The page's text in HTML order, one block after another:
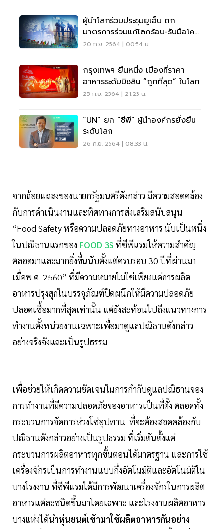
ผู้นำโลกร่วมประชุมยูเอ็น ถก
มาตรการร่วมแก้โลกร้อน-รับมือโค
วิด
20 ก.ย. 2564 | 00:54 น.
กรุงเทพฯ ยืนหนึ่ง เมืองที่ราคา
อาหารระดับมิชลิน “ถูกที่สุด” ในโลก
25 ก.ย. 2564 | 21:23 น.
“UN” ยก “ซีพี” ผู้นำองค์กรยั่งยืน
ระดับโลก
26 ก.ย. 2564 | 08:33 น.
จากถ้อยแถลงของนายกรัฐมนตรีดังกล่าว มีความสอดคล้อง
กับการดำเนินงานและทิศทางการส่งเสริมสนับสนุน
“Food Safety หรือความปลอดภัยทางอาหาร นับเป็นหนึ่ง
ในปณิธานแรกของ FOOD 3S ที่ซีพีแรมให้ความสำคัญ
ตลอดมาและมากยิ่งขึ้นนับตั้งแต่ครบรอบ 30 ปีที่ผ่านมา
เมื่อพ.ศ. 2560” ที่มีความหมายไม่ใช่เพียงแค่การผลิต
อาหารปรุงสุกในบรรจุภัณฑ์ปิดผนึกให้มีความปลอดภัย
ปลอดเชื้อมากที่สุดเท่านั้น แต่ยังสะท้อนไปถึงแนวทางการ
ทำงานตั้งหน่วยงานเฉพาะเพื่อมาดูแลปณิธานดังกล่าว
อย่างจริงจังและเป็นรูปธรรม
เพื่อช่วยให้เกิดความชัดเจนในการกำกับดูแลปณิธานของ
การทำงานที่มีความปลอดภัยของอาหารเป็นที่ตั้ง ตลอดทั้ง
กระบวนการจัดการห่วงโซ่อุปทาน ที่จะต้องสอดคล้องกับ
ปณิธานดังกล่าวอย่างเป็นรูปธรรม ที่เริ่มต้นตั้งแต่
กระบวนการผลิตอาหารทุกขั้นตอนได้มาตรฐาน และการใช้
เครื่องจักรเป็นการทำงานแบบกึ่งอัตโนมัติและอัตโนมัติใน
บางโรงงาน ที่ซีพีแรมได้มีการพัฒนาเครื่องจักรในการผลิต
อาหารแต่ละชนิดขึ้นมาโดยเฉพาะ และโรงงานผลิตอาหาร
บางแห่งได้นำหุ่นยนต์เข้ามาใช้ผลิตอาหารกันอย่าง